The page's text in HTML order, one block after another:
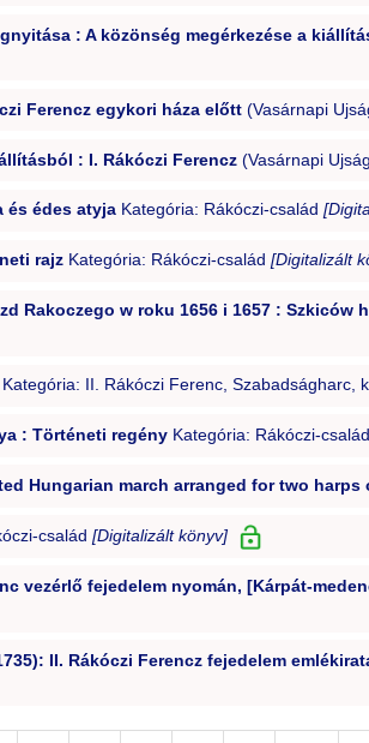
: A közönség megérkezése a
Ferencz egykori háza előtt(Vasárnapi
: I. Rákóczi Ferencz(Vasárnapi
és édes atyjaKategória: Rákóczi-család
rajzKategória: Rákóczi-család [Digitalizált
Rakoczego w roku 1656 i 1657 :
II. Rákóczi Ferenc, Szabadságharc,
: Történeti regényKategória: Rákóczi-
Hungarian march arranged for two harps
család [Digitalizált könyv]
vezérlő fejedelem nyomán, [Kárpát-
II. Rákóczi Ferencz fejedelem